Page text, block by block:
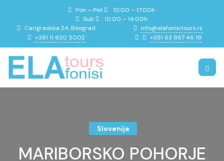
Pon – Pet
10:00 – 17:00h
Sub
10:00 – 14:00h
Carigradska 24, Beograd
info@elafonisitours.rs
+381 11 630 5002
+381 63 867 46 18
MARIBORSKO POHORJE
Slovenija